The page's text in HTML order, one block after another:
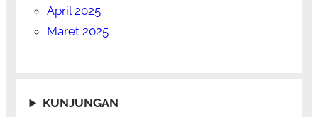
April 2025
Maret 2025
KUNJUNGAN